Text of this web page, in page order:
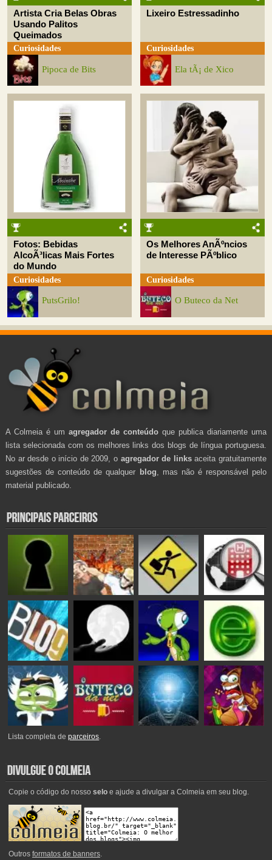
Artista Cria Belas Obras
Usando Palitos
Queimados
Curiosidades
Pipoca de Bits
Lixeiro Estressadinho
Curiosidades
Ela tÃ¡ de Xico
Fotos: Bebidas
AlcoÃ³licas Mais Fortes
do Mundo
Curiosidades
PutsGrilo!
Os Melhores AnÃºncios
de Interesse PÃºblico
Curiosidades
O Buteco da Net
A Colmeia é um agregador de conteúdo que publica diariamente uma
lista selecionada com os melhores links dos blogs de língua portuguesa.
No ar desde o início de 2009, o agregador de linksaceita gratuitamente
sugestões de conteúdo de qualquer blog , mas não é responsável pelo
material publicado.
Lista completa deparceiros.
Copie o código do nosso seloe ajude a divulgar a Colmeia em seu blog.
Outros formatos de banners.